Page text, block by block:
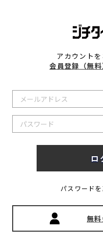
アカウント
会員登録（無料
パスワード
無